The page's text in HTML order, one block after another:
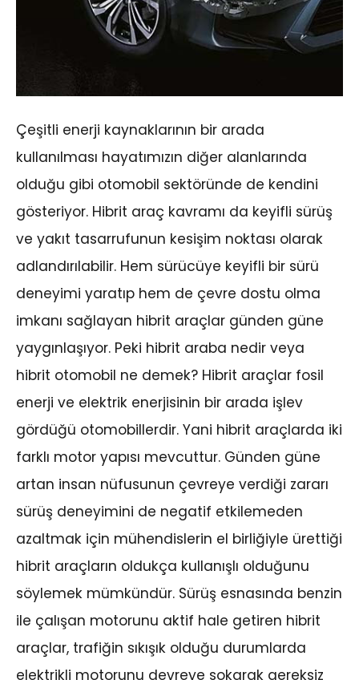
Çeşitli enerji kaynaklarının bir arada
kullanılması hayatımızın diğer alanlarında
olduğu gibi otomobil sektöründe de kendini
gösteriyor. Hibrit araç kavramı da keyifli sürüş
ve yakıt tasarrufunun kesişim noktası olarak
adlandırılabilir. Hem sürücüye keyifli bir sürü
deneyimi yaratıp hem de çevre dostu olma
imkanı sağlayan hibrit araçlar günden güne
yaygınlaşıyor. Peki hibrit araba nedir veya
hibrit otomobil ne demek? Hibrit araçlar fosil
enerji ve elektrik enerjisinin bir arada işlev
gördüğü otomobillerdir. Yani hibrit araçlarda iki
farklı motor yapısı mevcuttur. Günden güne
artan insan nüfusunun çevreye verdiği zararı
sürüş deneyimini de negatif etkilemeden
azaltmak için mühendislerin el birliğiyle ürettiği
hibrit araçların oldukça kullanışlı olduğunu
söylemek mümkündür. Sürüş esnasında benzin
ile çalışan motorunu aktif hale getiren hibrit
araçlar, trafiğin sıkışık olduğu durumlarda
elektrikli motorunu devreye sokarak gereksiz